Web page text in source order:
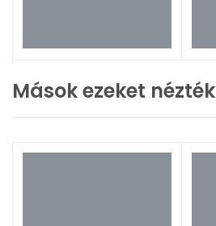
Mások ezeket nézték